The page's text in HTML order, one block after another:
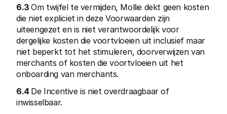
6.3 Om twijfel te vermijden, Mollie dekt geen kosten
die niet expliciet in deze Voorwaarden zijn
uiteengezet en is niet verantwoordelijk voor
dergelijke kosten die voortvloeien uit inclusief maar
niet beperkt tot het stimuleren, doorverwijzen van
merchants of kosten die voortvloeien uit het
onboarding van merchants.
6.4 De Incentive is niet overdraagbaar of
inwisselbaar.